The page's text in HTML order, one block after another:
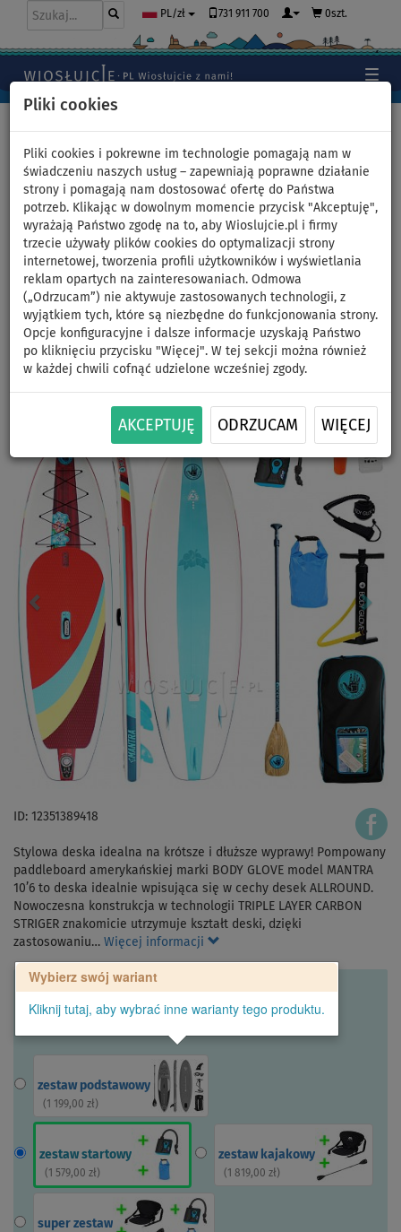
Pliki cookies
Pliki cookies i pokrewne im technologie pomagają nam w
świadczeniu naszych usług – zapewniają poprawne działanie
strony i pomagają nam dostosować ofertę do Państwa
potrzeb. Klikając w dowolnym momencie przycisk "Akceptuję",
wyrażają Państwo zgodę na to, aby Wioslujcie.pl i firmy
trzecie używały plików cookies do optymalizacji strony
internetowej, tworzenia profili użytkowników i wyświetlania
reklam opartych na zainteresowaniach. Odmowa
(„Odrzucam”) nie aktywuje zastosowanych technologii, z
wyjątkiem tych, które są niezbędne do funkcjonowania strony.
Opcje konfiguracyjne i dalsze informacje uzyskają Państwo
po kliknięciu przycisku "Więcej". W tej sekcji można również
w każdej chwili cofnąć udzielone wcześniej zgody.
AKCEPTUJĘ ODRZUCAM WIĘCEJ
PL/zł 731 911 700 0szt.
Deska SUP BODY GLOVE
MANTRA 10'6 z wiosłem -
pompowany paddleboard -
wariant: zestaw startowy
DO
-49 %
WIOSŁO W
ZESTAWIE
DO
135 kg
DARMOWA
DOSTAWA
Next
ID: 12351389418
Stylowa deska idealna na krótsze i dłuższe wyprawy! Pompowany
paddleboard amerykańskiej marki BODY GLOVE model MANTRA
10’6 to deska idealnie wpisująca się w cechy desek ALLROUND.
Nowoczesna konstrukcja w technologii TRIPLE LAYER CARBON
STRIGER znakomicie utrzymuje kształt deski, dzięki
zastosowaniu… Więcej informacji
Wybierz swój wariant
Kliknij tutaj, aby wybrać inne warianty tego produktu.
zestaw podstawowy
( 1 199,00 zł)
zestaw startowy
( 1 579,00 zł)
zestaw kajakowy
( 1 819,00 zł)
super zestaw